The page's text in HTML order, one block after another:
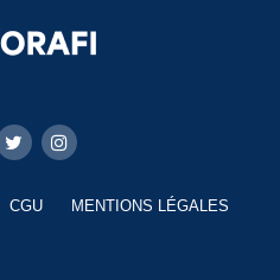
CGU MENTIONS LÉGALES